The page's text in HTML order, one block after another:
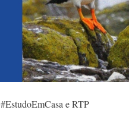
#EstudoEmCasa e RTP